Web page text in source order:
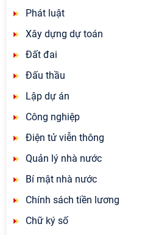
Phát luật
Xây dựng dự toán
Đất đai
Đấu thầu
Lập dự án
Công nghiệp
Điện tử viễn thông
Quản lý nhà nước
Bí mật nhà nước
Chính sách tiền lương
Chữ ký số